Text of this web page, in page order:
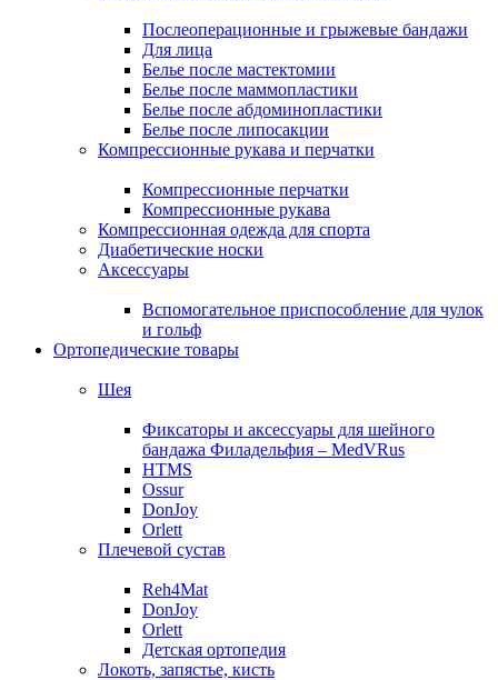
Послеоперационные и грыжевые бандажи
Для лица
Белье после мастектомии
Белье после маммопластики
Белье после абдоминопластики
Белье после липосакции
Компрессионные рукава и перчатки
Компрессионные перчатки
Компрессионные рукава
Компрессионная одежда для спорта
Диабетические носки
Аксессуары
Вспомогательное приспособление для чулок
и гольф
Ортопедические товары
Шея
Фиксаторы и аксессуары для шейного
бандажа Филадельфия – MedVRus
HTMS
Ossur
DonJoy
Orlett
Плечевой сустав
Reh4Mat
DonJoy
Orlett
Детская ортопедия
Локоть, запястье, кисть